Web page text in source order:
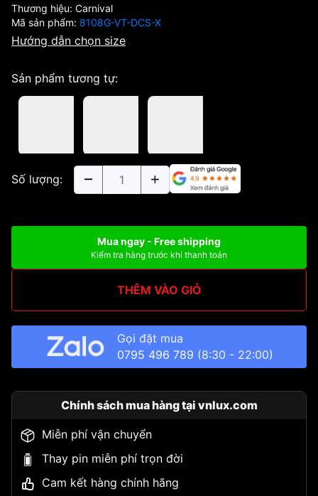
Thương hiệu: Carnival
Mã sản phẩm: 8108G-VT-DCS-X
Hướng dẫn chọn size
Sản phẩm tương tự:
Số lượng:
Mua ngay - Free shipping
Kiểm tra hàng trước khi thanh toán
THÊM VÀO GIỎ
Gọi đặt mua
0795 496 789 (8:30 - 22:00)
Chính sách mua hàng tại vnlux.com
Miễn phí vận chuyển
Thay pin miễn phí trọn đời
Cam kết hàng chính hãng